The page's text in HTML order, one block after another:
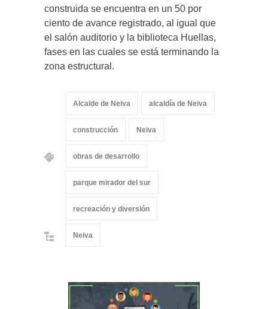
construida se encuentra en un 50 por
ciento de avance registrado, al igual que
el salón auditorio y la biblioteca Huellas,
fases en las cuales se está terminando la
zona estructural.
Alcalde de Neiva alcaldía de Neiva
construcción Neiva
obras de desarrollo
parque mirador del sur
recreación y diversión
Neiva